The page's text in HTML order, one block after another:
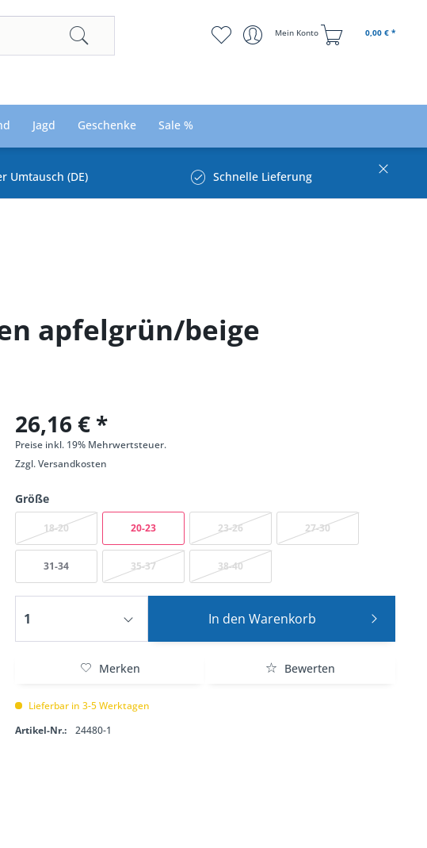
Mein Konto 0,00 € *
Jagd Geschenke Sale %
Umtausch (DE) Schnelle Lieferung
apfelgrün/beige
26,16 € *
Preise inkl. 19% Mehrwertsteuer.
Zzgl.Versandkosten
Größe
18-20 20-23 23-26 27-30
31-34 35-37 38-40
In den Warenkorb
Merken Bewerten
Lieferbar in 3-5 Werktagen
Artikel-Nr.:
24480-1